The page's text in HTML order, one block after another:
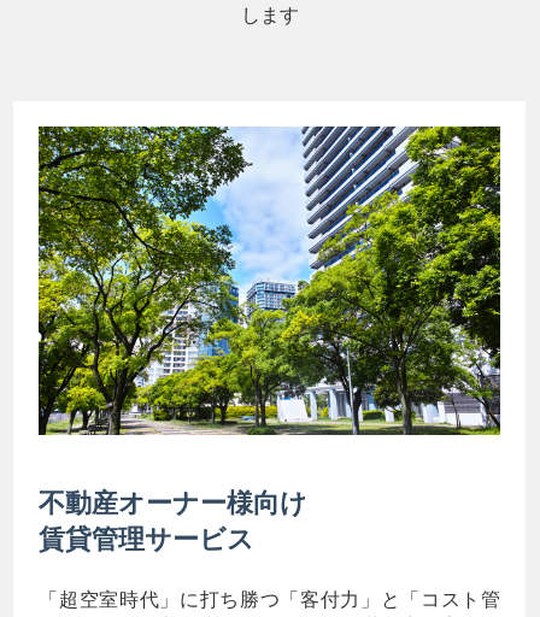
します
不動産オーナー様向け
賃貸管理サービス
「超空室時代」に打ち勝つ「客付力」と「コスト管